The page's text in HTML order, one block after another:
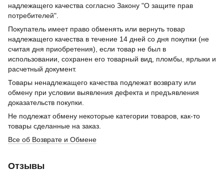
надлежащего качества согласно Закону "О защите прав
потребителей".
Покупатель имеет право обменять или вернуть товар
надлежащего качества в течение 14 дней со дня покупки (не
считая дня приобретения), если товар не был в
использовании, сохранен его товарный вид, пломбы, ярлыки и
расчетный документ.
Товары ненадлежащего качества подлежат возврату или
обмену при условии выявления дефекта и предъявления
доказательств покупки.
Не подлежат обмену некоторые категории товаров, как-то
товары сделанные на заказ.
Все об Возврате и Обмене
Отзывы